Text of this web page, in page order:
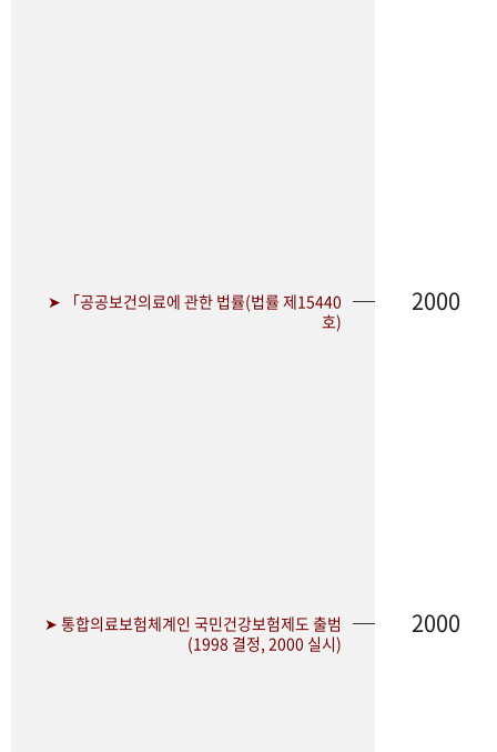
➤ 「공공보건의료에 관한 법률(법률 제15440
호)
2000
➤ 통합의료보험체계인 국민건강보험제도 출범
(1998 결정, 2000 실시)
2000